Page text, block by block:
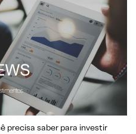
precisa saber para investir